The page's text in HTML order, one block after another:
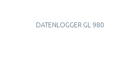
DATENLOGGER GL 980